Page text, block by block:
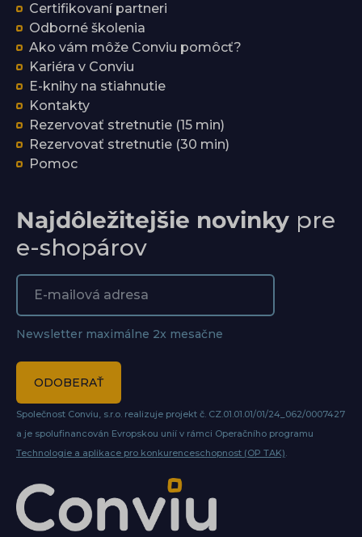
Certifikovaní partneri
Odborné školenia
Ako vám môže Conviu pomôcť?
Kariéra v Conviu
E-knihy na stiahnutie
Kontakty
Rezervovať stretnutie (15 min)
Rezervovať stretnutie (30 min)
Pomoc
Najdôležitejšie novinky pre
e-shopárov
Newsletter maximálne 2x mesačne
ODOBERAŤ
Společnost Conviu, s.r.o. realizuje projekt č. CZ.01.01.01/01/24_062/0007427
a je spolufinancován Evropskou unií v rámci Operačního programu
Technologie a aplikace pro konkurenceschopnost (OP TAK).